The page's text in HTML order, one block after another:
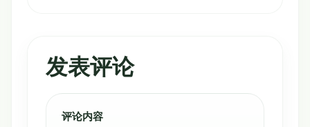
发表评论
评论内容